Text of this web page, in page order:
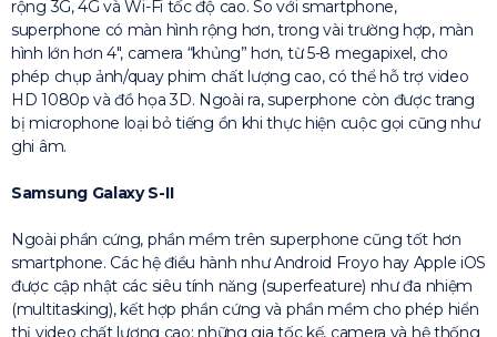
rộng 3G, 4G và Wi-Fi tốc độ cao. So với smartphone,
superphone có màn hình rộng hơn, trong vài trường hợp, màn
hình lớn hơn 4″, camera “khủng” hơn, từ 5-8 megapixel, cho
phép chụp ảnh/quay phim chất lượng cao, có thể hỗ trợ video
HD 1080p và đồ họa 3D. Ngoài ra, superphone còn được trang
bị microphone loại bỏ tiếng ồn khi thực hiện cuộc gọi cũng như
ghi âm.
Samsung Galaxy S-II
Ngoài phần cứng, phần mềm trên superphone cũng tốt hơn
smartphone. Các hệ điều hành như Android Froyo hay Apple iOS
được cập nhật các siêu tính năng (superfeature) như đa nhiệm
(multitasking), kết hợp phần cứng và phần mềm cho phép hiển
thị video chất lượng cao; những gia tốc kế, camera và hệ thống